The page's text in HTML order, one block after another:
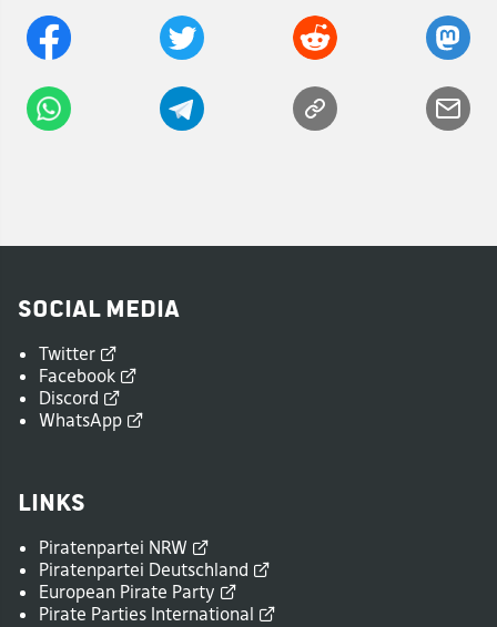
Social Media
Twitter
Facebook
Discord
WhatsApp
Links
Piratenpartei NRW
Piratenpartei Deutschland
European Pirate Party
Pirate Parties International